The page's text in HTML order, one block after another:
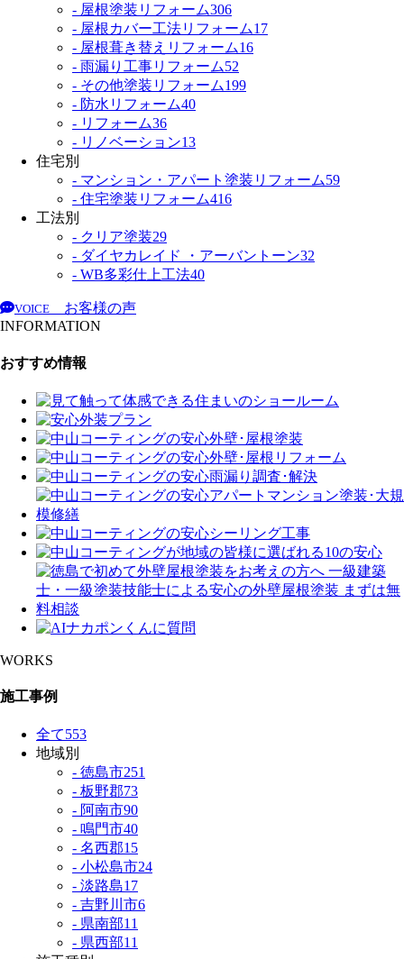
- 屋根塗装リフォーム306
- 屋根カバー工法リフォーム17
- 屋根葺き替えリフォーム16
- 雨漏り工事リフォーム52
- その他塗装リフォーム199
- 防水リフォーム40
- リフォーム36
- リノベーション13
住宅別
- マンション・アパート塗装リフォーム59
- 住宅塗装リフォーム416
工法別
- クリア塗装29
- ダイヤカレイド ・アーバントーン32
- WB多彩仕上工法40
VOICE
お客様の声
INFORMATION
おすすめ情報
WORKS
施工事例
全て553
地域別
- 徳島市251
- 板野郡73
- 阿南市90
- 鳴門市40
- 名西郡15
- 小松島市24
- 淡路島17
- 吉野川市6
- 県南部11
- 県西部11